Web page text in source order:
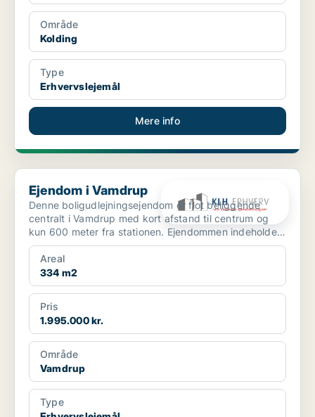
Område
Kolding
Type
Erhvervslejemål
Mere info
Ejendom i Vamdrup
Ejendom i Vamdrup
Denne boligudlejningsejendom er flot beliggende
centralt i Vamdrup med kort afstand til centrum og
kun 600 meter fra stationen. Ejendommen indeholder i
a...
Areal
334 m2
Pris
1.995.000 kr.
Område
Vamdrup
Type